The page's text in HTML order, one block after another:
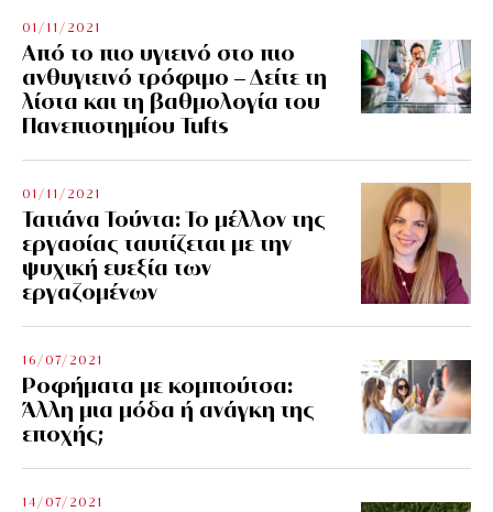
01/11/2021
Από το πιο υγιεινό στο πιο
ανθυγιεινό τρόφιμο – Δείτε τη
λίστα και τη βαθμολογία του
Πανεπιστημίου Tufts
01/11/2021
Τατιάνα Τούντα: Το μέλλον της
εργασίας ταυτίζεται με την
ψυχική ευεξία των
εργαζομένων
16/07/2021
Ροφήματα με κομπούτσα:
Άλλη μια μόδα ή ανάγκη της
εποχής;
14/07/2021